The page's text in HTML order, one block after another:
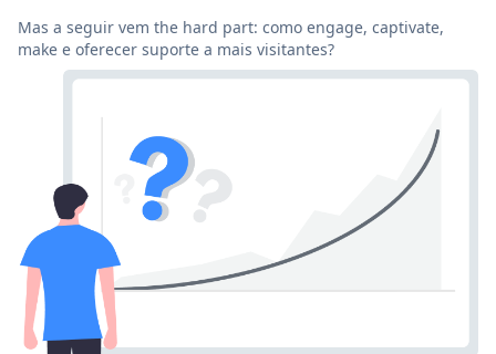
Mas a seguir vem the hard part: como engage, captivate,
make e oferecer suporte a mais visitantes?